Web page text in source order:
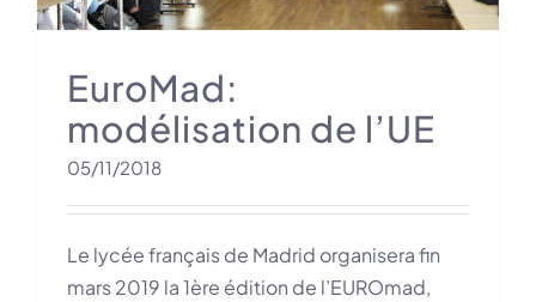
EuroMad:
modélisation de l’UE
05/11/2018
Le lycée français de Madrid organisera fin
mars 2019 la 1ère édition de l’EUROmad,